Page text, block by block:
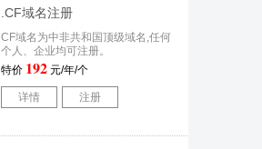
.CF域名注册
CF域名为中非共和国顶级域名,任何
个人、企业均可注册。
特价 192 元/年/个
详情 注册